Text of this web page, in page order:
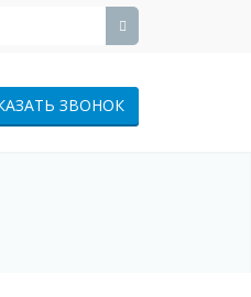
ЗВОНОК